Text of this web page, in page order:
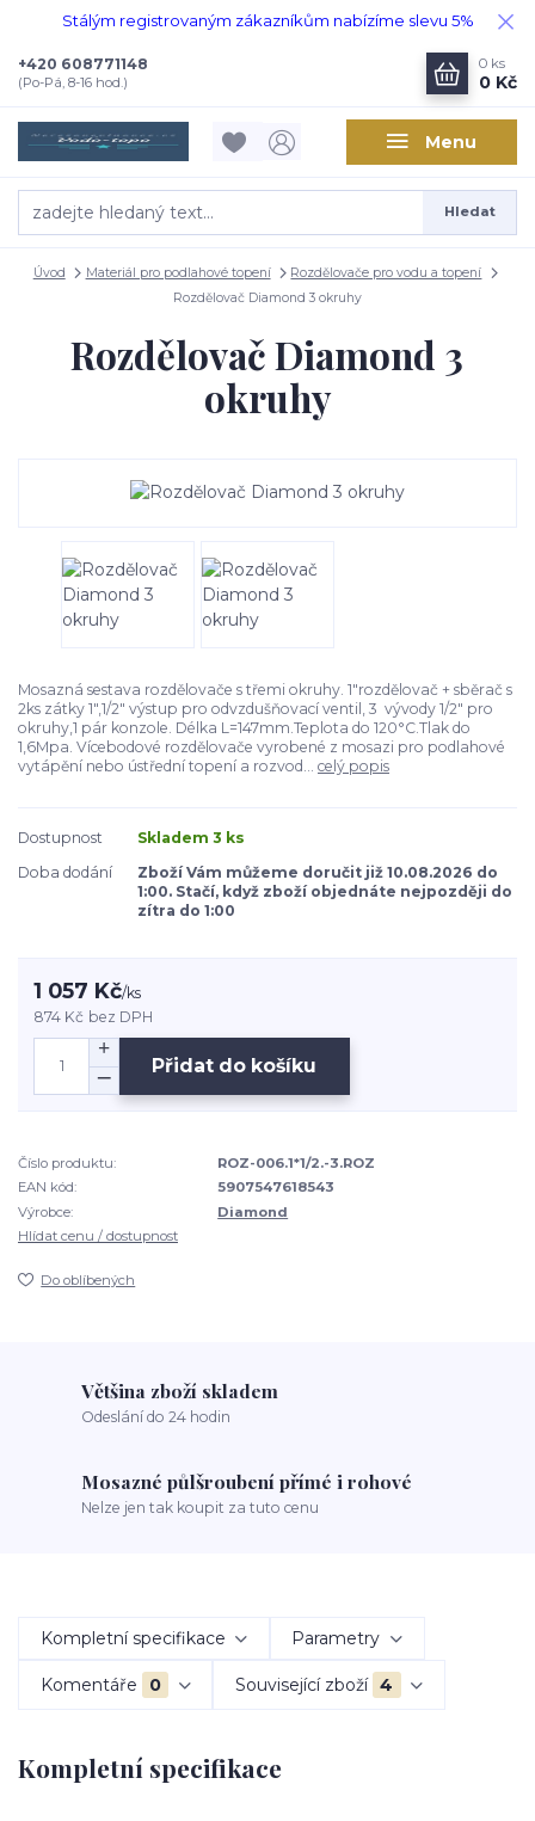
Stálým registrovaným zákazníkům nabízíme slevu 5%
Menu
Hledat
+420 608771148
(Po-Pá, 8-16 hod.)
0 ks
0 Kč
Úvod Materiál pro podlahové topení
Rozdělovače pro vodu a topení
Rozdělovač Diamond 3 okruhy
Rozdělovač Diamond 3
okruhy
Mosazná sestava rozdělovače s třemi okruhy. 1"rozdělovač + sběrač s
2ks zátky 1",1/2" výstup pro odvzdušňovací ventil, 3 vývody 1/2" pro
okruhy,1 pár konzole. Délka L=147mm.Teplota do 120°C.Tlak do
1,6Mpa. Vícebodové rozdělovače vyrobené z mosazi pro podlahové
vytápění nebo ústřední topení a rozvod... celý popis
Dostupnost
Skladem 3 ks
Doba dodání
Zboží Vám můžeme doručit již 10.08.2026 do
1:00. Stačí, když zboží objednáte nejpozději do
zítra do 1:00
1 057 Kč/ks
874 Kč bez DPH
Přidat do košíku
Číslo produktu:
ROZ-006.1*1/2.-3.ROZ
EAN kód:
5907547618543
Výrobce:
Diamond
Hlídat cenu / dostupnost
Do oblíbených
Většina zboží skladem
Odeslání do 24 hodin
Mosazné půlšroubení přímé i rohové
Nelze jen tak koupit za tuto cenu
Kompletní specifikace Parametry
Komentáře 0 Související zboží 4
Kompletní specifikace